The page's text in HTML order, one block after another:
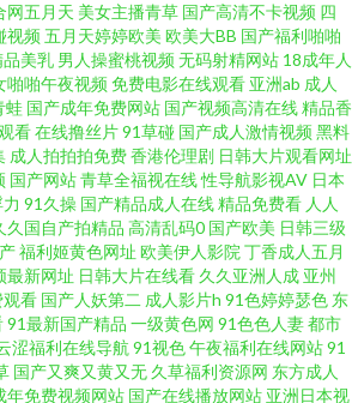
锋俺去啦 av三级网 精品导航 日韩欧美黄黄色 av入
欧美丝袜性爱A片 影音先锋偷情福利 国产精品爽歪
肏屄网 97超踫成人福利 国产精品97 蜜桃无线传媒
十区视频 蜜桃AV97 伪娘白丝sm调教 91黄色网入
线视屏91 另类重口味一区 日本网站www 欧美色色
首页久久 天堂素人搭讪 91欧美色图久草 成人久久
熟妇91在线视频 91黑丝视频网站 超碰青青草在线
网五月天 美女主播青草 国产高清不卡视频 四
视频五月天婷婷欧美 欧美大BB 国产福利啪啪
品美乳 男人操蜜桃视频无码射精网站 18成年人
啪啪午夜视频免费电影在线观看 亚洲ab 成人
蛙 国产成年免费网站 国产视频高清在线精品香
看在线撸丝片91草碰 国产成人激情视频黑料
成人拍拍拍免费香港伦理剧 日韩大片观看网址
国产网站青草全福视在线性导航影视AV 日本
91久操 国产精品成人在线精品免费看 人人
久国自产拍精品 高清乱码0 国产欧美 日韩三级
福利姬黄色网址 欧美伊人影院 丁香成人五月
最新网址 日韩大片在线看 久久亚洲人成 亚州
观看 国产人妖第二 成人影片h 91色婷婷瑟色 东
91最新国产精品 一级黄色网 91色色人妻都市
涩福利在线导航 91视色午夜福利在线网站91
国产又爽又黄又无 久草福利资源网 东方成人
年免费视频网站 国产在线播放网站 亚洲日本视